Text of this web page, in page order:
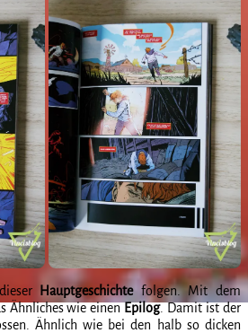
Hauptgeschichtefolgen. Mit dem
Ähnliches wie einen Epilog. Damit ist der
Ähnlich wie bei den halb so dicken